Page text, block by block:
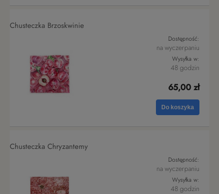
Chusteczka Brzoskwinie
Dostępność:
na wyczerpaniu
Wysyłka w:
48 godzin
65,00 zł
Do koszyka
Chusteczka Chryzantemy
Dostępność:
na wyczerpaniu
Wysyłka w:
48 godzin